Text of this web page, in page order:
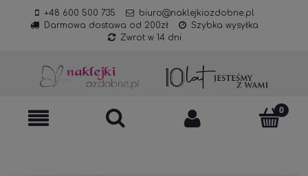
+48 600 500 735
biuro@naklejkiozdobne.pl
Darmowa dostawa od 200zł
Szybka wysyłka
Zwrot w 14 dni